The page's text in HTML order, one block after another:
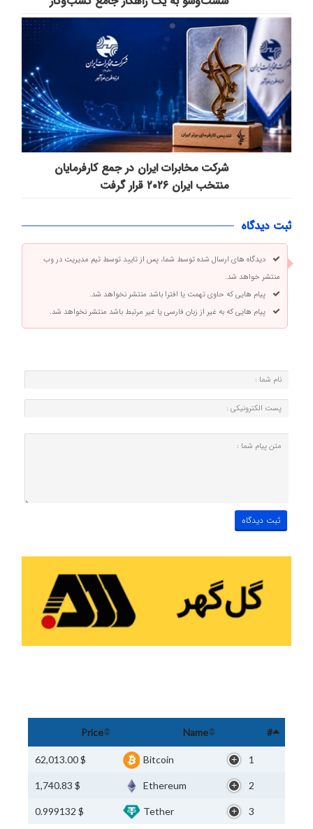
شرکت مخابرات ایران در جمع کارفرمایان
منتخب ایران ۲۰۲۶ قرار گرفت
ثبت دیدگاه
دیدگاه های ارسال شده توسط شما، پس از تایید توسط تیم مدیریت در وب
منتشر خواهد شد.
پیام هایی که حاوی تهمت یا افترا باشد منتشر نخواهد شد.
پیام هایی که به غیر از زبان فارسی یا غیر مرتبط باشد منتشر نخواهد شد.
#
Name
Price
1
Bitcoin
$ 62,013.00
2
Ethereum
$ 1,740.83
3
Tether
$ 0.999132